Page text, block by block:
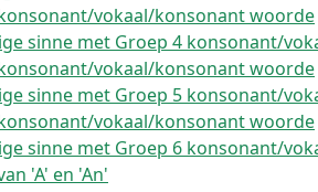
vokaal/konsonant woorde
sinne met Groep 4 konsonant/
vokaal/konsonant woorde
sinne met Groep 5 konsonant/
vokaal/konsonant woorde
sinne met Groep 6 konsonant/
'A' en 'An'